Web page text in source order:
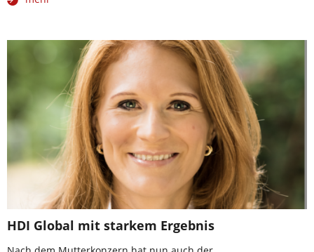
HDI Global mit starkem Ergebnis